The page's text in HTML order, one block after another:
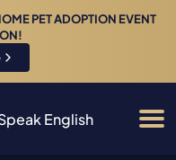
PET ADOPTION EVENT
English